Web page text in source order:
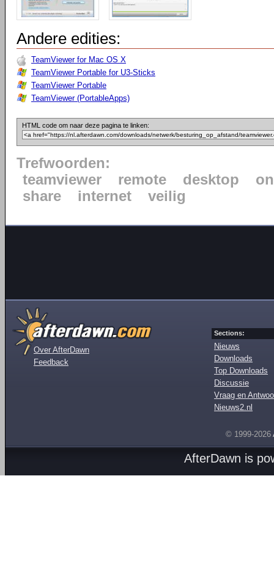
Andere edities:
TeamViewer for Mac OS X
TeamViewer Portable for U3-Sticks
TeamViewer Portable
TeamViewer (PortableApps)
HTML code om naar deze pagina te linken:
Trefwoorden:
teamviewer
remote desktop
share
internet veilig
Over AfterDawn
Feedback
Sections:
Nieuws
Downloads
Top Downloads
Discussie
Vraag en
Nieuws2.nl
© 1999-2026
AfterDawn is